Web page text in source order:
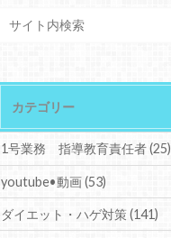
カテゴリー
1号業務 指導教育責任者(25)
youtube•動画(53)
ダイエット・ハゲ対策(141)